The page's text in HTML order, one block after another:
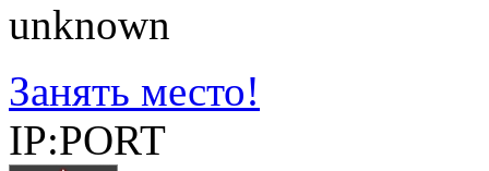
unknown
Занять место!
IP:PORT